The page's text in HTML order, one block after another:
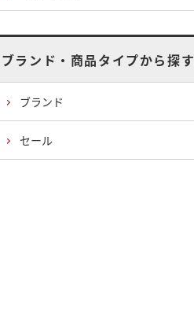
ブランド・商品タイプから探す
ブランド
セール